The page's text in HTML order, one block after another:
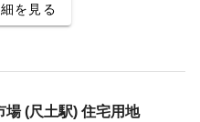
を見る
場 (尺土駅) 住宅用地